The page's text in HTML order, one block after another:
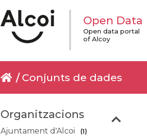
Open Data
Open data portal
of Alcoy
Conjunts de dades
Organitzacions
Ajuntament d'Alcoi (1)